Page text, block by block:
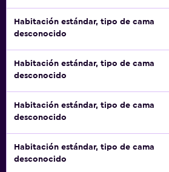
Habitación estándar, tipo de cama
desconocido
Habitación estándar, tipo de cama
desconocido
Habitación estándar, tipo de cama
desconocido
Habitación estándar, tipo de cama
desconocido